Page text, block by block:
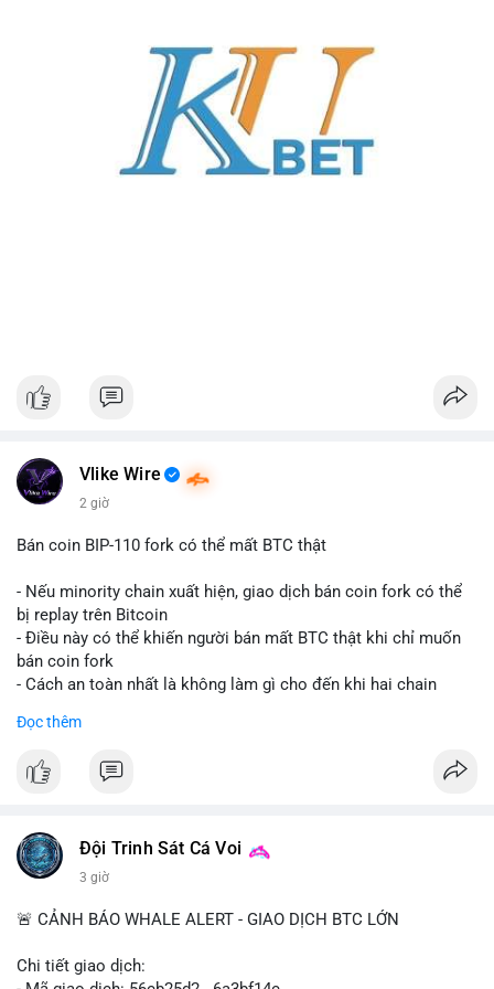
Vlike Wire
2 giờ
Bán coin BIP-110 fork có thể mất BTC thật
- Nếu minority chain xuất hiện, giao dịch bán coin fork có thể
bị replay trên Bitcoin
- Điều này có thể khiến người bán mất BTC thật khi chỉ muốn
bán coin fork
- Cách an toàn nhất là không làm gì cho đến khi hai chain
-#binancesquare
$btc
📰 Nguồn: CoinDesk
Đọc thêm
Đội Trinh Sát Cá Voi
3 giờ
🚨 CẢNH BÁO WHALE ALERT - GIAO DỊCH BTC LỚN
Chi tiết giao dịch: